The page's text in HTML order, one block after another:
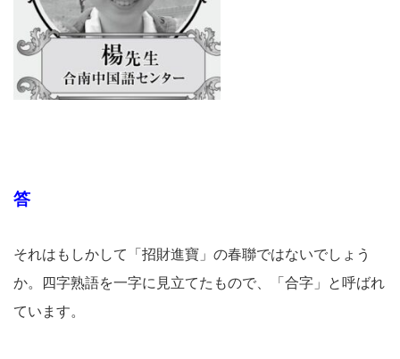
答
それはもしかして「招財進寶」の春聯ではないでしょう
か。四字熟語を一字に見立てたもので、「合字」と呼ばれ
ています。